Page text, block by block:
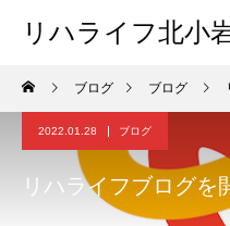
リハライフ北小
ブログ ブログ
2022.01.28 ブログ
リハライフブログを